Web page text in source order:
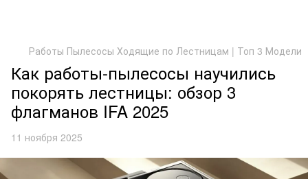
Работы Пылесосы Ходящие по Лестницам | Топ 3 Модели
Как работы-пылесосы научились
покорять лестницы: обзор 3
флагманов IFA 2025
11 ноября 2025